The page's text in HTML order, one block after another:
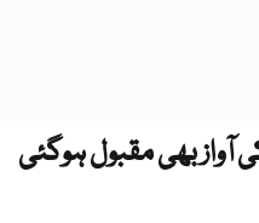
بھی مقبول ہوگئی